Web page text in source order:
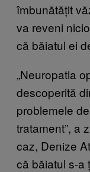
îmbunătățit
va reveni
că băiatul ei
„Neuropatia
descoperită
problemele
tratament”, a
caz, Denize
că băiatul s-a